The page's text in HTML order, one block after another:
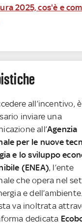
2025, cos'è e
all’incentivo, è
inviare una
all’Agenzia
per le nuove
e lo sviluppo
(ENEA), l’ente
che opera nel
e
va inoltrata
dedicata